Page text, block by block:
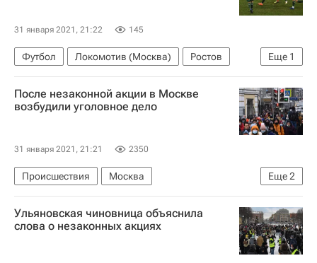
31 января 2021, 21:22 145
Еще 1
Футбол Локомотив (Москва)
Ростов
Краснодар
После незаконной акции в Москве
возбудили уголовное дело
31 января 2021, 21:21 2350
Еще2
Происшествия
Москва
Министерство внутренних дел РФ (МВД России)
Генеральная прокуратура РФ
Ульяновская чиновница объяснила
слова о незаконных акциях